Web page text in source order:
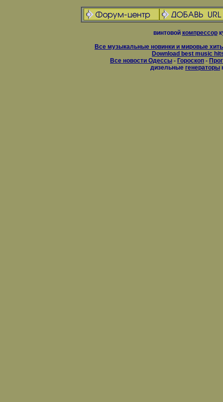
винтовой компрессор
Все музыкальные новинки и мировые
Download best music
Все новости Одессы - Гороскоп -
дизельные генераторы